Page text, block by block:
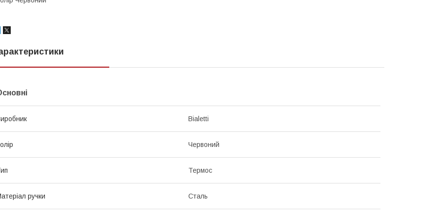
Bialetti
Червоний
Термос
ручки Сталь